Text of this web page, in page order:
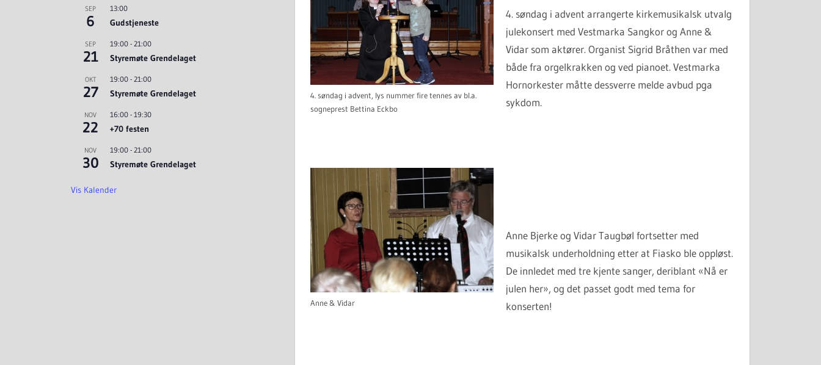
4. søndag i advent, lys nummer fire tennes av bl.a.
sogneprest Bettina Eckbo
4. søndag i advent arrangerte kirkemusikalsk utvalg
julekonsert med Vestmarka Sangkor og Anne &
Vidar som aktører. Organist Sigrid Bråthen var med
både fra orgelkrakken og ved pianoet. Vestmarka
Hornorkester måtte dessverre melde avbud pga
sykdom.
Anne & Vidar
Anne Bjerke og Vidar Taugbøl fortsetter med
musikalsk underholdning etter at Fiasko ble oppløst.
De innledet med tre kjente sanger, deriblant «Nå er
julen her», og det passet godt med tema for
konserten!
SEP
6
13:00
Gudstjeneste
SEP
21
19:00 - 21:00
Styremøte Grendelaget
OKT
27
19:00 - 21:00
Styremøte Grendelaget
NOV
22
16:00 - 19:30
+70 festen
NOV
30
19:00 - 21:00
Styremøte Grendelaget
Vis Kalender